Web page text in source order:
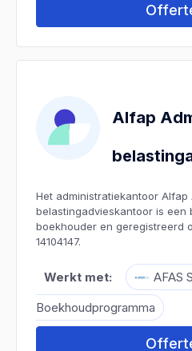
Alfap
Het administratiekantoor Alfap
belastingadvieskantoor is een
boekhouder en geregistreerd
14104147.
Werkt met:
AFAS
Boekhoudprogramma